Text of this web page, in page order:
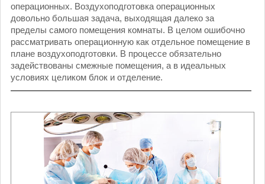
операционных. Воздухоподготовка операционных
довольно большая задача, выходящая далеко за
пределы самого помещения комнаты. В целом ошибочно
рассматривать операционную как отдельное помещение в
плане воздухоподготовки. В процессе обязательно
задействованы смежные помещения, а в идеальных
условиях целиком блок и отделение.